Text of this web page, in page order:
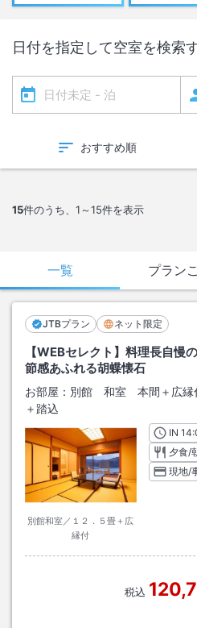
日付を指定して空室を検索
おすすめ順
15件のうち、 1～15件を表示
一覧 プラン
JTBプラン ネット限定
【WEBセレクト】料理長自慢
節感あふれる胡蝶懐石
お部屋： 別館 和室 本間＋広縁
＋踏込
別館和室／１２．５畳＋広
縁付
INチ
夕食/
現地/
税込